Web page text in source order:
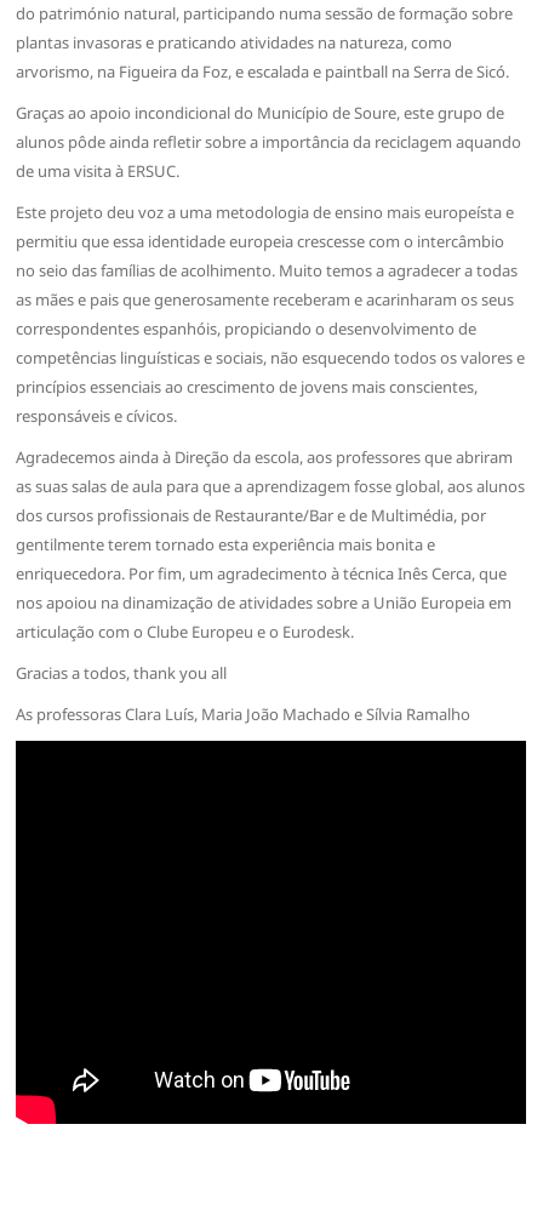
do património natural, participando numa sessão de formação sobre
plantas invasoras e praticando atividades na natureza, como
arvorismo, na Figueira da Foz, e escalada e paintball na Serra de Sicó.
Graças ao apoio incondicional do Município de Soure, este grupo de
alunos pôde ainda refletir sobre a importância da reciclagem aquando
de uma visita à ERSUC.
Este projeto deu voz a uma metodologia de ensino mais europeísta e
permitiu que essa identidade europeia crescesse com o intercâmbio
no seio das famílias de acolhimento. Muito temos a agradecer a todas
as mães e pais que generosamente receberam e acarinharam os seus
correspondentes espanhóis, propiciando o desenvolvimento de
competências linguísticas e sociais, não esquecendo todos os valores e
princípios essenciais ao crescimento de jovens mais conscientes,
responsáveis e cívicos.
Agradecemos ainda à Direção da escola, aos professores que abriram
as suas salas de aula para que a aprendizagem fosse global, aos alunos
dos cursos profissionais de Restaurante/Bar e de Multimédia, por
gentilmente terem tornado esta experiência mais bonita e
enriquecedora. Por fim, um agradecimento à técnica Inês Cerca, que
nos apoiou na dinamização de atividades sobre a União Europeia em
articulação com o Clube Europeu e o Eurodesk.
Gracias a todos, thank you all
As professoras Clara Luís, Maria João Machado e Sílvia Ramalho